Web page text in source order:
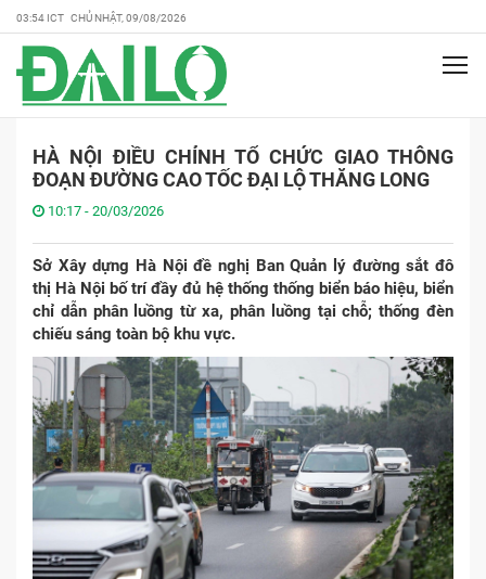
03:54 ICT CHỦ NHẬT, 09/08/2026
HÀ NỘI ĐIỀU CHỈNH TỔ CHỨC GIAO THÔNG
ĐOẠN ĐƯỜNG CAO TỐC ĐẠI LỘ THĂNG LONG
10:17 - 20/03/2026
Sở Xây dựng Hà Nội đề nghị Ban Quản lý đường sắt đô
thị Hà Nội bố trí đầy đủ hệ thống thống biển báo hiệu, biển
chỉ dẫn phân luồng từ xa, phân luồng tại chỗ; thống đèn
chiếu sáng toàn bộ khu vực.